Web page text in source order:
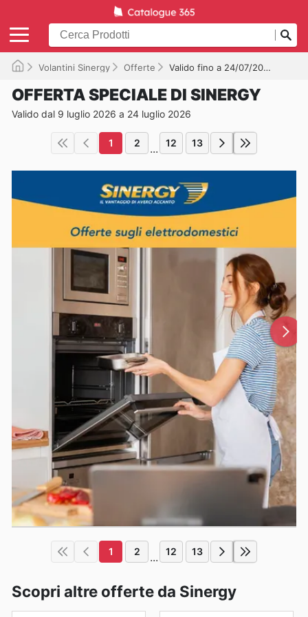
Volantini Sinergy Offerte Valido fino a 24/07/2026
OFFERTA SPECIALE DI SINERGY
Valido dal 9 luglio 2026 a 24 luglio 2026
1 2 ... 12 13
1 2 ... 12 13
Scopri altre offerte da Sinergy